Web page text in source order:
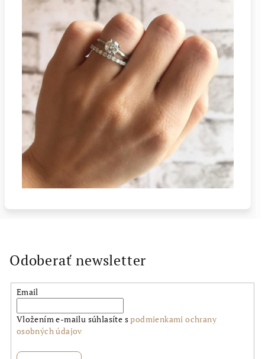
Odoberať newsletter
Email
Vložením e-mailu súhlasíte spodmienkami ochrany
osobných údajov